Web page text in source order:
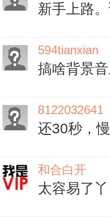
新手上路
594tianxian
搞啥背景音
8122032641
还30秒，
和合白开
太容易了丫